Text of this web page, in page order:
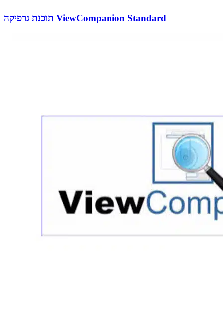
תוכנת גרפיקה ViewCompanion Standard